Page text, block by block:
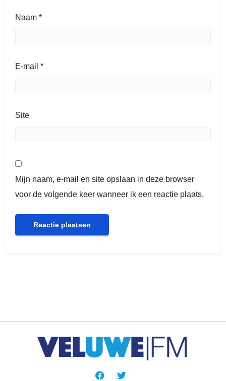
Naam *
E-mail *
Site
Mijn naam, e-mail en site opslaan in deze browser
voor de volgende keer wanneer ik een reactie plaats.